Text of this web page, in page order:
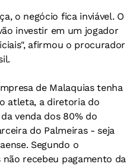
o negócio fica inviável. O
investir em um jogador
afirmou o procurador
de Malaquias tenha
atleta, a diretoria do
venda dos 80% do
do Palmeiras - seja
Segundo o
recebeu pagamento da